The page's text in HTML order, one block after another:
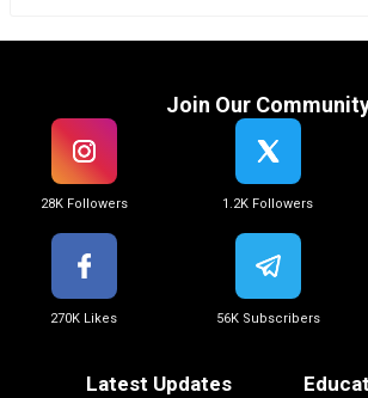
Join Our
28K Followers 1.2K Followers
270K Likes 56K Subscribers
Latest Updates